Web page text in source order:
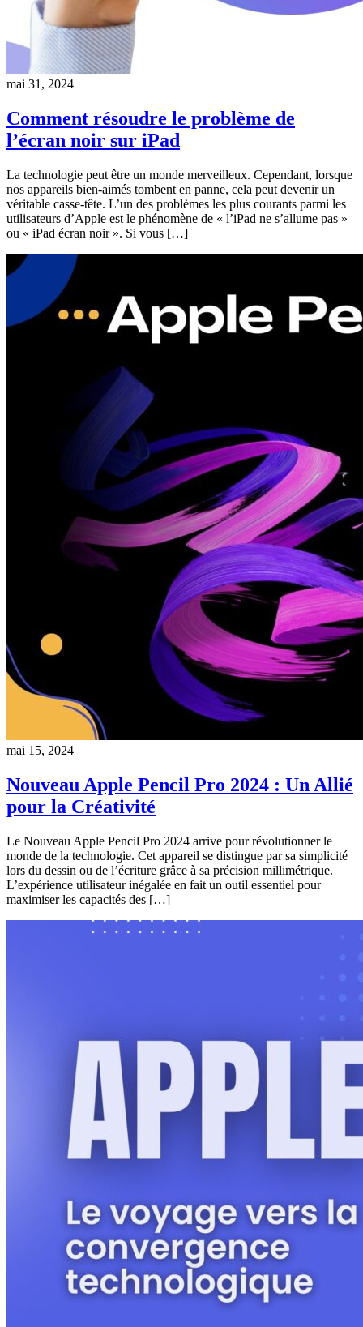
mai 31, 2024
Comment résoudre le problème de
l’écran noir sur iPad
La technologie peut être un monde merveilleux. Cependant, lorsque
nos appareils bien-aimés tombent en panne, cela peut devenir un
véritable casse-tête. L’un des problèmes les plus courants parmi les
utilisateurs d’Apple est le phénomène de « l’iPad ne s’allume pas »
ou « iPad écran noir ». Si vous […]
mai 15, 2024
Nouveau Apple Pencil Pro 2024 : Un Allié
pour la Créativité
Le Nouveau Apple Pencil Pro 2024 arrive pour révolutionner le
monde de la technologie. Cet appareil se distingue par sa simplicité
lors du dessin ou de l’écriture grâce à sa précision millimétrique.
L’expérience utilisateur inégalée en fait un outil essentiel pour
maximiser les capacités des […]